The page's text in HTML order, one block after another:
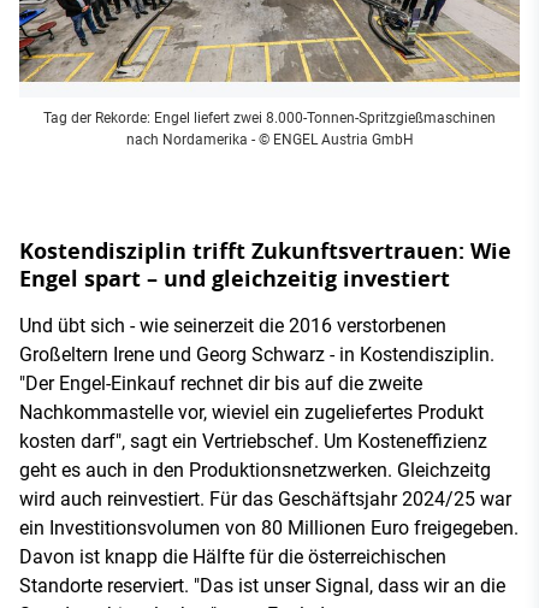
Tag der Rekorde: Engel liefert zwei 8.000-Tonnen-Spritzgießmaschinen
nach Nordamerika - © ENGEL Austria GmbH
Kostendisziplin trifft Zukunftsvertrauen: Wie
Engel spart – und gleichzeitig investiert
Und übt sich - wie seinerzeit die 2016 verstorbenen
Großeltern Irene und Georg Schwarz - in Kostendisziplin.
"Der Engel-Einkauf rechnet dir bis auf die zweite
Nachkommastelle vor, wieviel ein zugeliefertes Produkt
kosten darf", sagt ein Vertriebschef. Um Kosteneffizienz
geht es auch in den Produktionsnetzwerken. Gleichzeitg
wird auch reinvestiert. Für das Geschäftsjahr 2024/25 war
ein Investitionsvolumen von 80 Millionen Euro freigegeben.
Davon ist knapp die Hälfte für die österreichischen
Standorte reserviert. "Das ist unser Signal, dass wir an die